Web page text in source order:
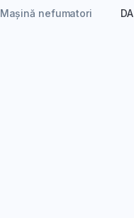
Mașină nefumatori
DA